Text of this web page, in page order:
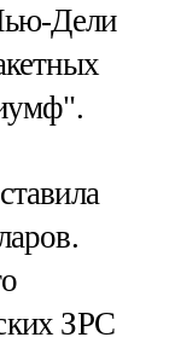
Дели
ЗРС